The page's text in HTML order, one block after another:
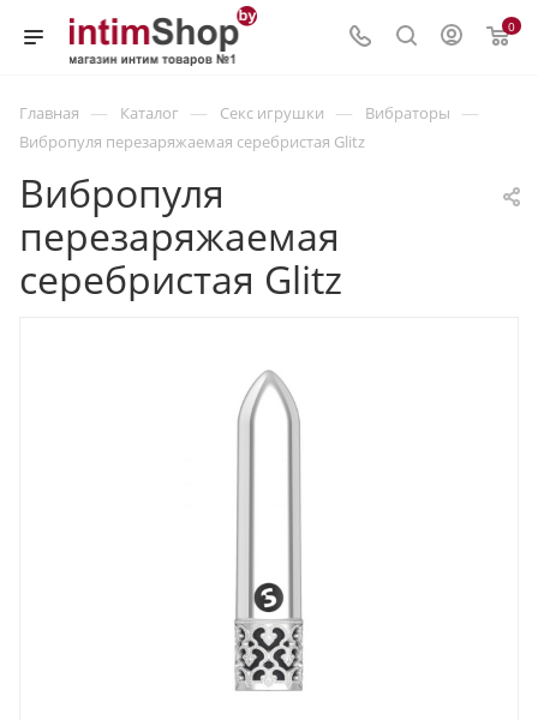
0
Главная — Каталог — Секс игрушки — Вибраторы —
Вибропуля перезаряжаемая серебристая Glitz
Вибропуля
перезаряжаемая
серебристая Glitz